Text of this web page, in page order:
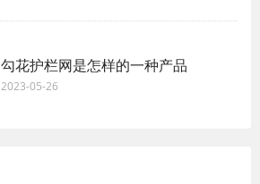
勾花护栏网是怎样的一种产品
2023-05-26